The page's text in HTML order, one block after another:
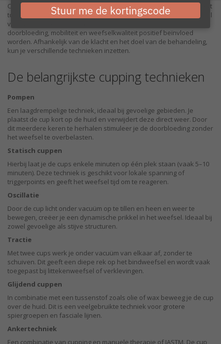
Cupping is een veelzijdige behandeltechniek die steeds vaker wordt
toegepast binnen de fysiotherapie en massagepraktijk. Door middel
van vacuüm creëer je een lift in het weefsel, waardoor
doorbloeding, mobiliteit en weefselkwaliteit positief beïnvloed
worden. Afhankelijk van de klacht en het doel van de behandeling,
kun je verschillende technieken inzetten.
De belangrijkste cupping technieken
Pompen
Een laagdrempelige techniek, ideaal bij gevoelige gebieden. Je
plaatst de cup kort op de huid en verwijdert deze direct weer. Door
dit meerdere keren te herhalen stimuleer je de doorbloeding zonder
het weefsel te overbelasten.
Statisch cuppen
Hierbij laat je de cups enkele minuten op één plek staan (vaak 5–10
minuten). Deze techniek is geschikt voor lokale spanning of
triggerpoints en geeft het weefsel tijd om te reageren.
Oscillatie
Door de cup licht onder vacuüm op te tillen en heen en weer te
bewegen, creëer je een dynamische prikkel in het weefsel. Ideaal bij
zowel gevoelige als stijve structuren.
Tractie
Met twee cups werk je onder vacuüm van elkaar af, zonder te
schuiven. Dit geeft een diepe rek op het bindweefsel en wordt vaak
toegepast bij littekenweefsel of verklevingen.
Glijdend cuppen
In combinatie met een tussenstof zoals olie of wax beweeg je de cup
over de huid. Dit is een veelgebruikte techniek voor grotere
spiergroepen en fasciale lijnen.
Ankertechniek
Een combinatie van cupping en manuele therapie of IASTM. De cup
email
Stuur me de kortingscode